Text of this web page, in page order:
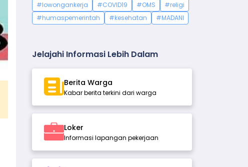
#lowongankerja #COVID19 #OMS
#religi
#humaspemerintah
#kesehatan #MADANI
Jelajahi Informasi Lebih Dalam
Berita Warga
Kabar berita terkini dari warga
Loker
Informasi lapangan pekerjaan